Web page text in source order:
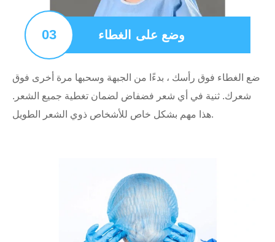
03 وضع على الغطاء
ضع الغطاء فوق رأسك ، بدءًا من الجبهة وسحبها مرة أخرى فوق
شعرك. ثنية في أي شعر فضفاض لضمان تغطية جميع الشعر.
هذا مهم بشكل خاص للأشخاص ذوي الشعر الطويل.